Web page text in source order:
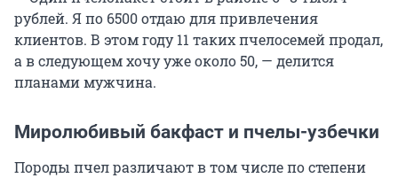
рублей. Я по 6500 отдаю для привлечения
клиентов. В этом году 11 таких пчелосемей продал,
а в следующем хочу уже около 50, — делится
планами мужчина.
Миролюбивый бакфаст и пчелы-узбечки
Породы пчел различают в том числе по степени